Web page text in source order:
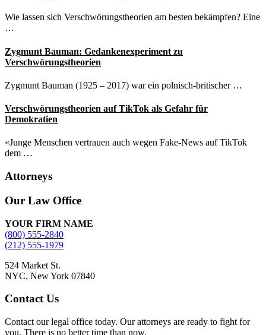
Wie lassen sich Verschwörungstheorien am besten bekämpfen? Eine
…
Zygmunt Bauman: Gedankenexperiment zu
Verschwörungstheorien
Zygmunt Bauman (1925 – 2017) war ein polnisch-britischer …
Verschwörungstheorien auf TikTok als Gefahr für
Demokratien
«Junge Menschen vertrauen auch wegen Fake-News auf TikTok
dem …
Attorneys
Site
Footer
Our Law Office
YOUR FIRM NAME
(800) 555-2840
(212) 555-1979
524 Market St.
NYC, New York 07840
Contact Us
Contact our legal office today. Our attorneys are ready to fight for
you. There is no better time than now.